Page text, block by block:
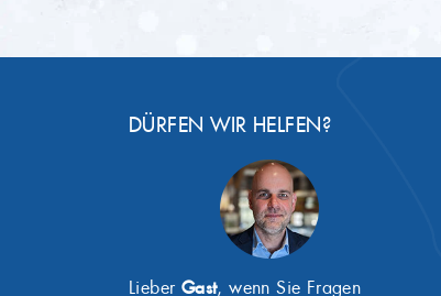
DÜRFEN WIR HELFEN?
Lieber Gast, wenn Sie Fragen